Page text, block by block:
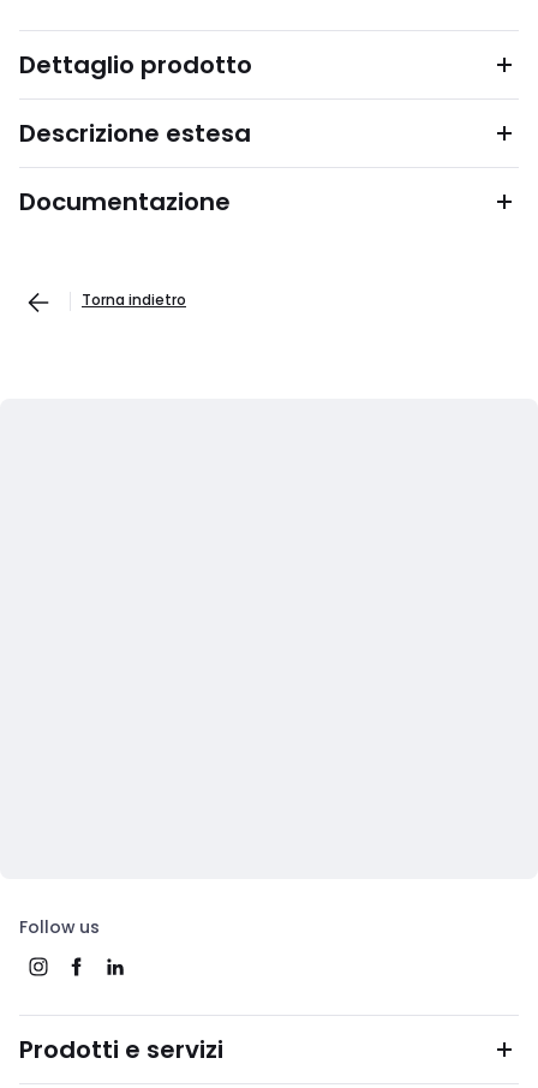
Dettaglio prodotto
Descrizione estesa
Documentazione
Torna indietro
Follow us
Prodotti e servizi